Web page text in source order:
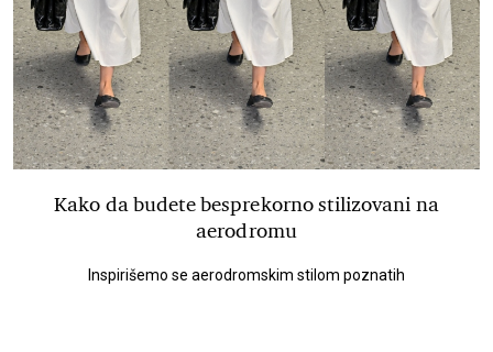
Kako da budete besprekorno stilizovani na
aerodromu
Inspirišemo se aerodromskim stilom poznatih